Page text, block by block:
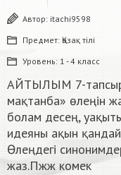
Автор: itachi9598
Предмет: Қазақ тiлi
Уровень: 1 - 4 класс
АЙТЫЛЫМ 7-
мақтанба» өлеңін
болам десең,
идеяны ақын
Өлеңдегі
жаз.Пжж комек​